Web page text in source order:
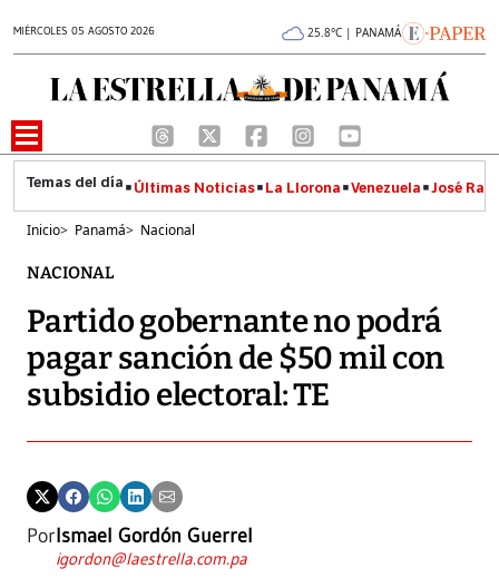
MIÉRCOLES 05 AGOSTO 2026 25.8°C | PANAMÁ
Últimas Noticias La Llorona Venezuela José
Inicio> Panamá> Nacional
NACIONAL
Partido gobernante no podrá
pagar sanción de $50 mil con
subsidio electoral: TE
PorIsmael Gordón Guerrel
igordon@laestrella.com.pa